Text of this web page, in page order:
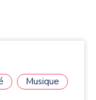
Musique